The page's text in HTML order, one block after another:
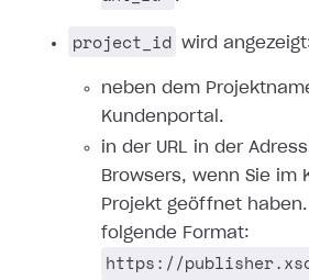
project_id wird
neben dem
Kundenportal.
in der URL in der
Browsers, wenn Sie im
Projekt geöffnet haben.
folgende Format:
https://